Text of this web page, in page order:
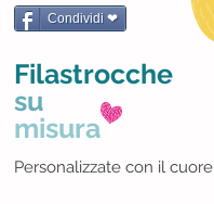
Condividi ❤
Filastrocche
su
misura
Personalizzate con il cuore